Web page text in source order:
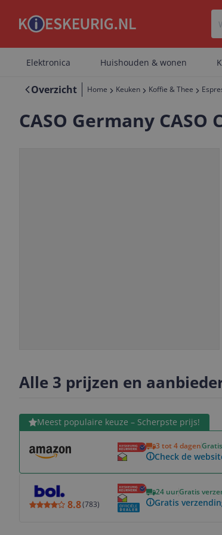
Elektronica Huishouden & wonen
Overzicht Home Keuken Koffie & Thee
CASO Germany
Alle 3 prijzen en
Meest populaire keuze – Scherpste prijs!
3 tot 4 dagen
Check de
Bekijk product
8.8(783)
24 uurGratis
Gratis